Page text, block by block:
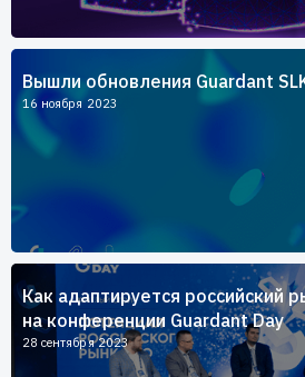
Вышли обновления Guardant
16 ноября 2023
Как адаптируется российский
на конференции Guardant Day
28 сентября 2023